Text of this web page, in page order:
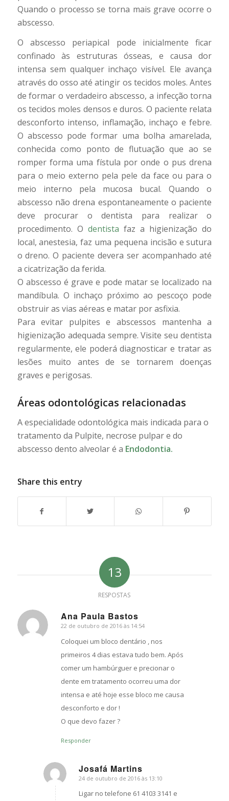
Quando o processo se torna mais grave ocorre o
abscesso.
O abscesso periapical pode inicialmente ficar
confinado às estruturas ósseas, e causa dor
intensa sem qualquer inchaço visível. Ele avança
através do osso até atingir os tecidos moles. Antes
de formar o verdadeiro abscesso, a infecção torna
os tecidos moles densos e duros. O paciente relata
desconforto intenso, inflamação, inchaço e febre.
O abscesso pode formar uma bolha amarelada,
conhecida como ponto de flutuação que ao se
romper forma uma fístula por onde o pus drena
para o meio externo pela pele da face ou para o
meio interno pela mucosa bucal. Quando o
abscesso não drena espontaneamente o paciente
deve procurar o dentista para realizar o
procedimento. O dentista faz a higienização do
local, anestesia, faz uma pequena incisão e sutura
o dreno. O paciente devera ser acompanhado até
a cicatrização da ferida.
O abscesso é grave e pode matar se localizado na
mandíbula. O inchaço próximo ao pescoço pode
obstruir as vias aéreas e matar por asfixia.
Para evitar pulpites e abscessos mantenha a
higienização adequada sempre. Visite seu dentista
regularmente, ele poderá diagnosticar e tratar as
lesões muito antes de se tornarem doenças
graves e perigosas.
Áreas odontológicas relacionadas
A especialidade odontológica mais indicada para o
tratamento da Pulpite, necrose pulpar e do
abscesso dento alveolar é a Endodontia.
Share this entry
13
RESPOSTAS
Ana Paula Bastos
s
22 de outubro de 2016 às 14:54
Coloquei um bloco dentário , nos
primeiros 4 dias estava tudo bem. Após
comer um hambúrguer e precionar o
dente em tratamento ocorreu uma dor
intensa e até hoje esse bloco me causa
desconforto e dor !
O que devo fazer ?
Responder
Josafá Martins
s
ays:
24 de outubro de 2016 às 13:10
Ligar no telefone 61 4103 3141 e